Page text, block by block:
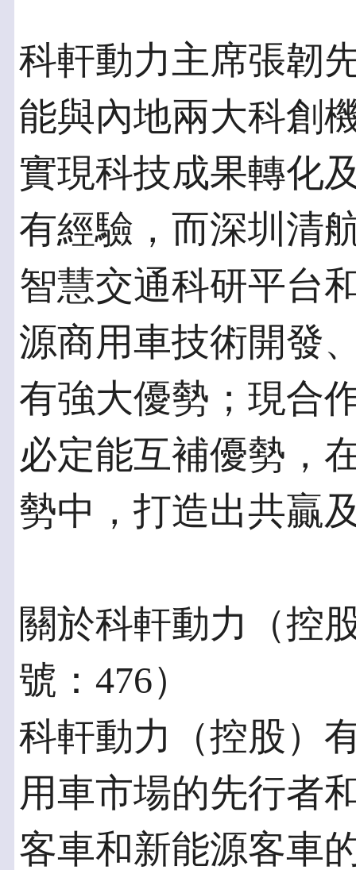
科軒動力主席張韌
能與內地兩大科創
實現科技成果轉化
有經驗，而深圳清
智慧交通科研平台
源商用車技術開發
有強大優勢；現合
必定能互補優勢，
勢中，打造出共贏
關於科軒動力（控
號：476）
科軒動力（控股）
用車市場的先行者
客車和新能源客車